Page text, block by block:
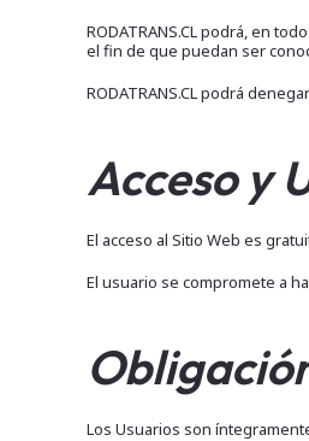
RODATRANS.CL podrá, en
el fin de que puedan ser
RODATRANS.CL podrá
Acceso y
El acceso al Sitio Web es
El usuario se compromete a
Los Usuarios son